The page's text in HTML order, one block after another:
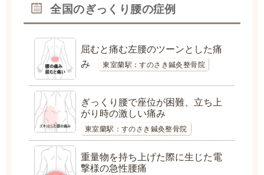
全国のぎっくり腰の症例
屈むと痛む左腰のツーンとした痛
み
東室蘭駅：すのさき鍼灸整骨院
ぎっくり腰で座位が困難、立ち上
がり時の激しい痛み
東室蘭駅：すのさき鍼灸整骨院
重量物を持ち上げた際に生じた電
撃様の急性腰痛